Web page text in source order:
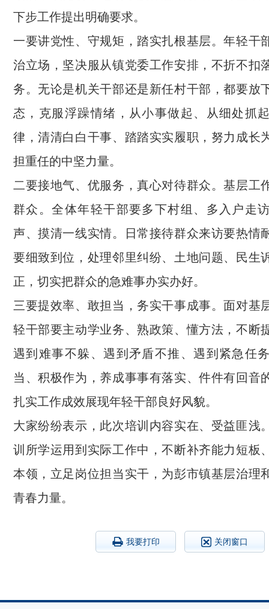
下步工作提出明确要求。
一要讲党性、守规矩，踏实扎根基层。年轻干
治立场，坚决服从镇党委工作安排，不折不扣
务。无论是机关干部还是新任村干部，都要放
态，克服浮躁情绪，从小事做起、从细处抓
律，清清白白干事、踏踏实实履职，努力成长
担重任的中坚力量。
二要接地气、优服务，真心对待群众。基层工
群众。全体年轻干部要多下村组、多入户走
声、摸清一线实情。日常接待群众来访要热情
要细致到位，处理邻里纠纷、土地问题、民生
正，切实把群众的急难事办实办好。
三要提效率、敢担当，务实干事成事。面对基
轻干部要主动学业务、熟政策、懂方法，不断
遇到难事不躲、遇到矛盾不推、遇到紧急任
当、积极作为，养成事事有落实、件件有回音
扎实工作成效展现年轻干部良好风貌。
大家纷纷表示，此次培训内容实在、受益匪浅
训所学运用到实际工作中，不断补齐能力短板
本领，立足岗位担当实干，为彭市镇基层治理
青春力量。
我要打印 关闭窗口